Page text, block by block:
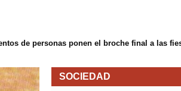
de personas ponen el broche final a las
SOCIEDAD